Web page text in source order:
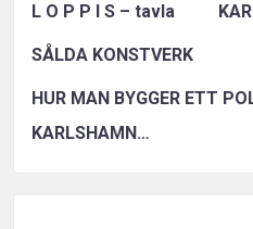
L O P P I S – tavla
SÅLDA KONSTVERK
HUR MAN BYGGER ETT
KARLSHAMN…